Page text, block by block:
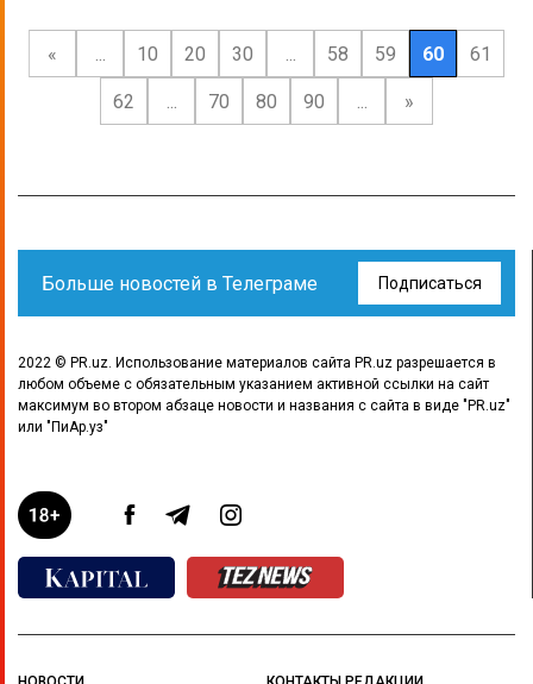
« 10 20 30 58 59 60 61
62 70 80 90 »
Больше новостей в Телеграме Подписаться
2022 © PR.uz. Использование материалов сайта PR.uz разрешается в
любом объеме с обязательным указанием активной ссылки на сайт
максимум во втором абзаце новости и названия с сайта в виде "PR.uz"
или "ПиАр.уз"